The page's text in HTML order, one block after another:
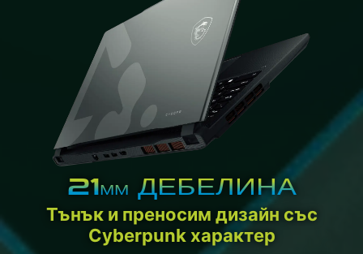
21ММ ДЕБЕЛИНА
Тънък и преносим дизайн със
Cyberpunk характер